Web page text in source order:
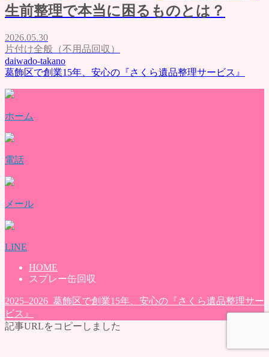
MENU
遺品整理
墨田区の遺品整理
料金表
ご利用の流れ
よくある質問
会社概要
生前整理で本当に困るものとは？
2026.05.30
片付け全般（不用品回収）
daiwado-takano
葛飾区で創業15年、安心の『さくら遺品整理サービス』
ホーム
電話
メール
LINE
HOME
スプレー缶回収
2025–2026 葛飾区で創業15年、安心の『さくら遺品整理サー
ビス』
記事URLをコピーしました